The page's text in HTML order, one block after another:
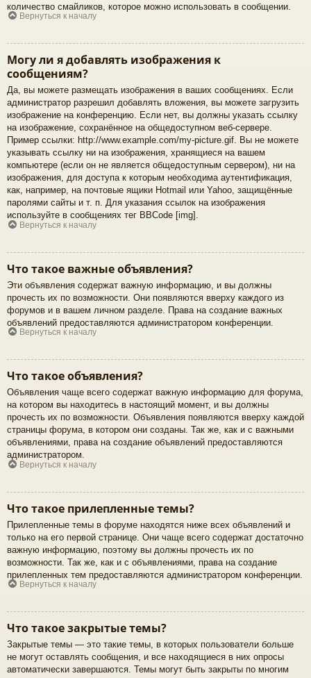
количество смайликов, которое можно использовать в сообщении.
Вернуться к началу
Могу ли я добавлять изображения к
сообщениям?
Да, вы можете размещать изображения в ваших сообщениях. Если
администратор разрешил добавлять вложения, вы можете загрузить
изображение на конференцию. Если нет, вы должны указать ссылку
на изображение, сохранённое на общедоступном веб-сервере.
Пример ссылки: http://www.example.com/my-picture.gif. Вы не можете
указывать ссылку ни на изображения, хранящиеся на вашем
компьютере (если он не является общедоступным сервером), ни на
изображения, для доступа к которым необходима аутентификация,
как, например, на почтовые ящики Hotmail или Yahoo, защищённые
паролями сайты и т. п. Для указания ссылок на изображения
используйте в сообщениях тег BBCode [img].
Вернуться к началу
Что такое важные объявления?
Эти объявления содержат важную информацию, и вы должны
прочесть их по возможности. Они появляются вверху каждого из
форумов и в вашем личном разделе. Права на создание важных
объявлений предоставляются администратором конференции.
Вернуться к началу
Что такое объявления?
Объявления чаще всего содержат важную информацию для форума,
на котором вы находитесь в настоящий момент, и вы должны
прочесть их по возможности. Объявления появляются вверху каждой
страницы форума, в котором они созданы. Так же, как и с важными
объявлениями, права на создание объявлений предоставляются
администратором.
Вернуться к началу
Что такое прилепленные темы?
Прилепленные темы в форуме находятся ниже всех объявлений и
только на его первой странице. Они чаще всего содержат достаточно
важную информацию, поэтому вы должны прочесть их по
возможности. Так же, как и с объявлениями, права на создание
прилепленных тем предоставляются администратором конференции.
Вернуться к началу
Что такое закрытые темы?
Закрытые темы — это такие темы, в которых пользователи больше
не могут оставлять сообщения, и все находящиеся в них опросы
автоматически завершаются. Темы могут быть закрыты по многим